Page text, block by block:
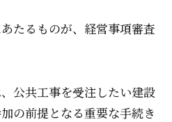
たるものが、経営事項審査
公共工事を受注したい建設
の前提となる重要な手続き